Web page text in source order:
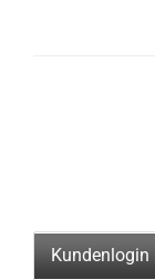
Kundenlogin